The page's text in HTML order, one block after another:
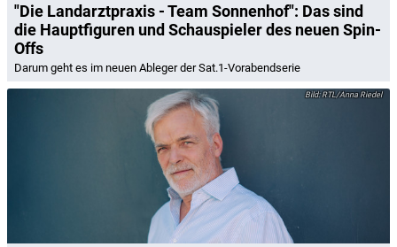
"Die Landarztpraxis - Team Sonnenhof": Das sind
die Hauptfiguren und Schauspieler des neuen Spin-
Offs
Darum geht es im neuen Ableger der Sat.1-Vorabendserie
RTL/Anna Riedel